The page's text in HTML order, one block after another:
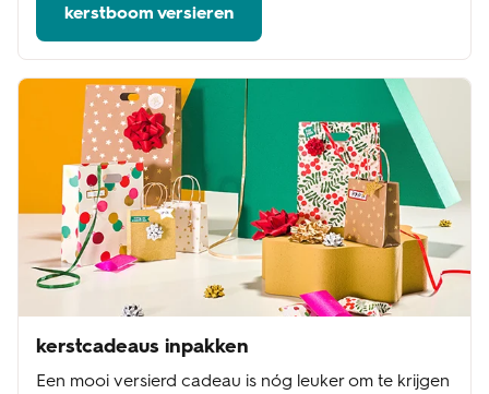
kerstboom versieren
kerstcadeaus inpakken
Een mooi versierd cadeau is nóg leuker om te krijgen